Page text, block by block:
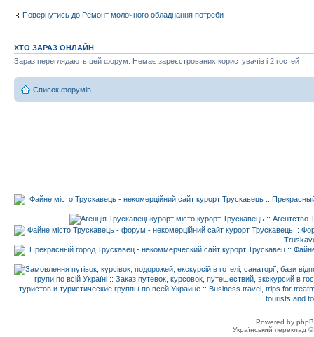
Повернутись до Ремонт молочного обладнання потреби
ХТО ЗАРАЗ ОНЛАЙН
Зараз переглядають цей форум: Немає зареєстрованих користувачів і 2 гостей
Список форумів
Powered by
Український переклад